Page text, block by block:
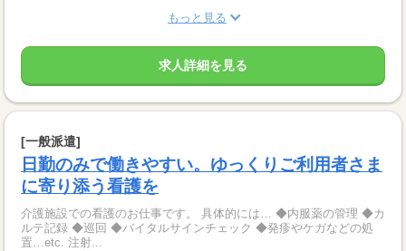
もっと見る
求人詳細を見る
[一般派遣]
日勤のみで働きやすい。ゆっくりご利用者さま
に寄り添う看護を
介護施設での看護のお仕事です。 具体的には… ◆内服薬の管理 ◆カ
ルテ記録 ◆巡回 ◆バイタルサインチェック ◆発疹やケガなどの処
置…etc. 注射...